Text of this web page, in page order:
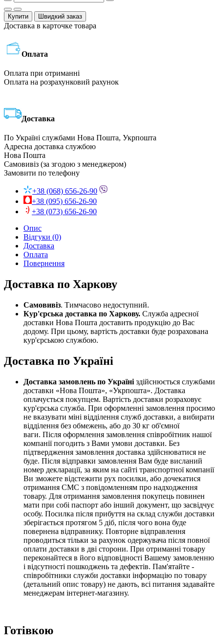
Купити Швидкий заказ
Доставка в карточке товара
Оплата
Оплата при отриманні
Оплата на розрахунковий рахунок
Доставка
По Україні службами Нова Пошта, Укрпошта
Адресна доставка службою
Нова Пошта
Самовивіз (за згодою з менеджером)
Замовити по телефону
+38 (068) 656-26-90
+38 (095) 656-26-90
+38 (073) 656-26-90
Опис
Відгуки (0)
Доставка
Оплата
Повернення
Доставка по Харкову
Самовивіз. Тимчасово недоступний.
Кур'єрська доставка по Харкову. Служба адресної
доставки Нова Пошта доставить продукцію до Вас
додому. При цьому, вартість доставки буде розрахована
кур'єрською службою.
Доставка по Україні
Доставка замовлень по Україні здійснюється службами
доставки «Нова Пошта», «Укрпошта». Доставка
оплачується покупцем. Вартість доставки розраховує
кур'єрська служба. При оформленні замовлення просимо
не вказувати міні відділення служб доставки, а вибирати
відділення без обмежень, або до 30 кг об'ємної
ваги. Після оформлення замовлення співробітник нашої
компанії погодить з Вами умови доставки. Без
підтвердження замовлення доставка здійснюватися не
буде. Після відправки замовлення Вам буде висланий
номер декларації, за яким на сайті транспортної компанії
Ви зможете відстежити рух посилки, або дочекатися
отримання СМС з повідомленням про надходження
товару. Для отримання замовлення покупець повинен
мати при собі паспорт або інший документ, що засвідчує
особу. Посилка після прибуття на склад служби доставки
зберігається протягом 5 діб, після чого вона буде
повернена відправнику. Повторне відправлення
проводиться тільки за рахунок одержувача після повної
оплати доставки в дві сторони. При отриманні товару
переконайтеся в його відповідності Вашему замовленню
і відсутності пошкоджень та дефектів. Пам'ятайте -
співробітники служби доставки інформацію по товару
(детальний опис товару) не дають, всі питання задавайте
менеджерам інтернет-магазину.
Готівкою